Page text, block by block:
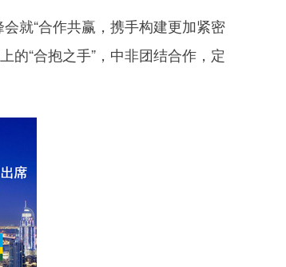
就“合作共赢，携手构建更加紧密
的“合抱之手”，中非团结合作，定